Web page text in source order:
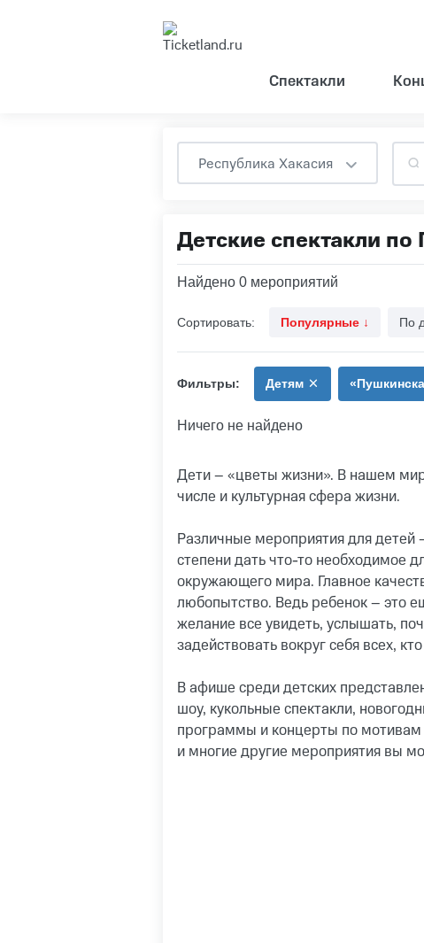
Спектакли
Республика Хакасия
Детские спектакли
Найдено 0 мероприятий
Сортировать: Популярные ↓ По
Фильтры: Детям
Ничего не найдено
Дети – «цветы жизни». В нашем
числе и культурная сфера жизни.
Различные мероприятия для детей
степени дать что-то необходимое
окружающего мира. Главное
любопытство. Ведь ребенок – это
желание все увидеть, услышать,
задействовать вокруг себя всех,
В афише среди детских
шоу, кукольные спектакли,
программы и концерты по
и многие другие мероприятия вы